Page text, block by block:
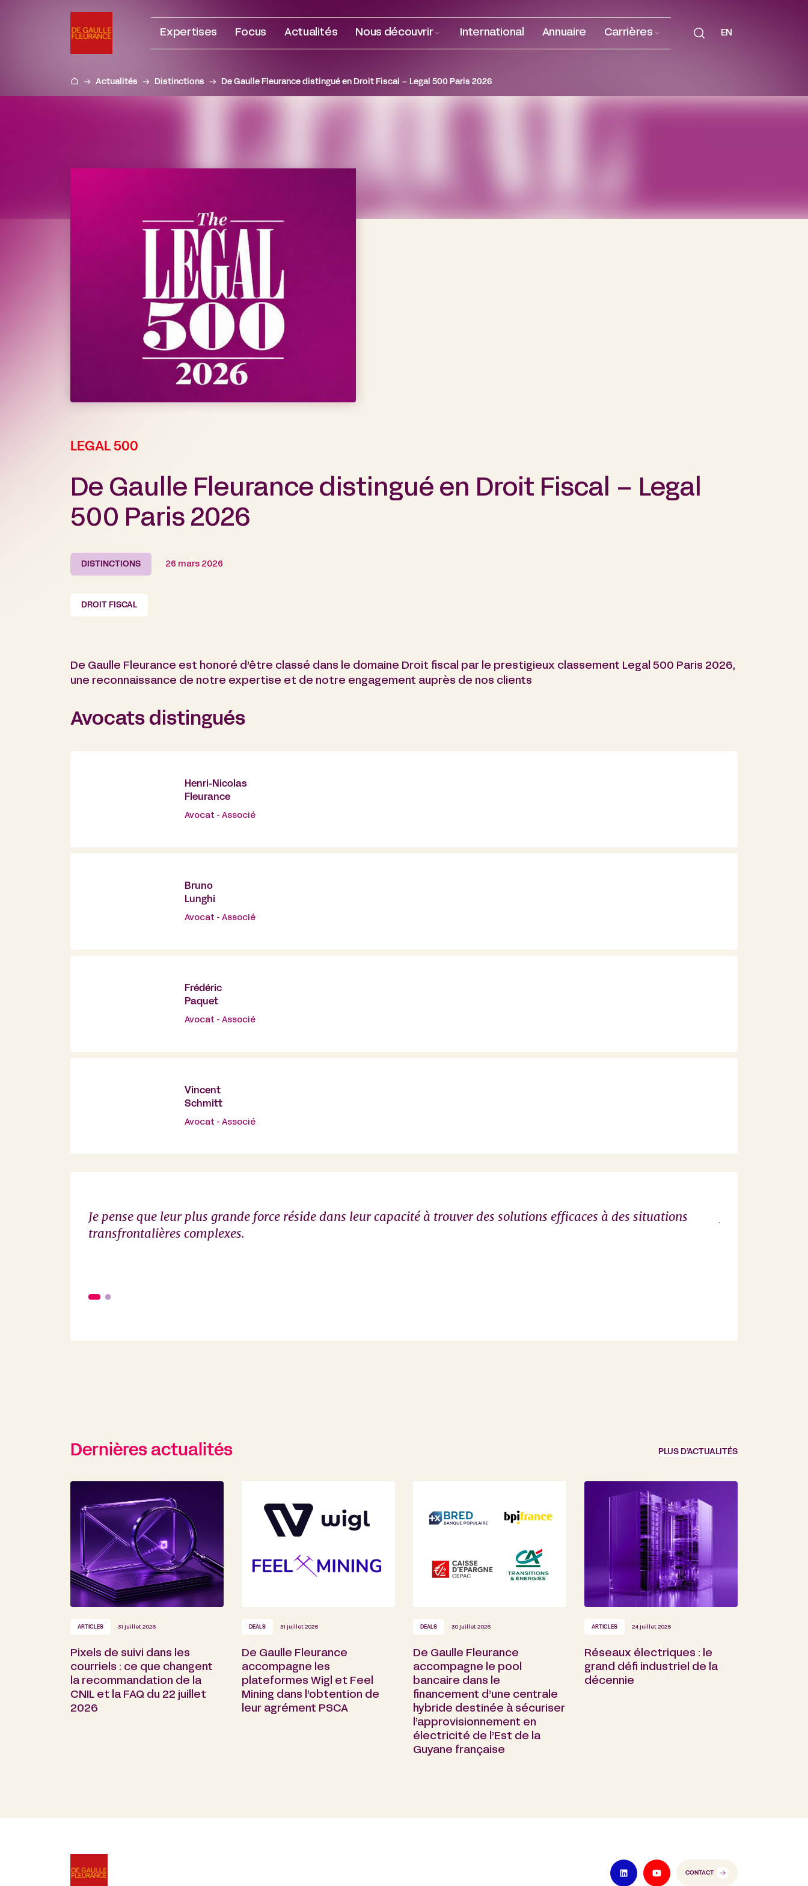
Expertises Focus Actualités Nous découvrir International Annuaire Carrières EN
Actualités Distinctions De Gaulle Fleurance distingué en Droit Fiscal – Legal 500 Paris 2026
LEGAL 500
De Gaulle Fleurance distingué en Droit Fiscal – Legal
500 Paris 2026
DISTINCTIONS 26 mars 2026
DROIT FISCAL
De Gaulle Fleurance est honoré d’être classé dans le domaine Droit fiscal par le prestigieux classement Legal 500 Paris 2026,
une reconnaissance de notre expertise et de notre engagement auprès de nos clients
Avocats distingués
Henri-Nicolas
Fleurance
Avocat - Associé
Bruno
Lunghi
Avocat - Associé
Frédéric
Paquet
Avocat - Associé
Vincent
Schmitt
Avocat - Associé
Je pense que leur plus grande force réside dans leur capacité à trouver des solutions efficaces à des situations
transfrontalières complexes.
Dernières actualités PLUS D’ACTUALITÉS
ARTICLES 31 juillet 2026
Pixels de suivi dans les
courriels : ce que changent
la recommandation de la
CNIL et la FAQ du 22 juillet
2026
DEALS 31 juillet 2026
De Gaulle Fleurance
accompagne les
plateformes Wigl et Feel
Mining dans l’obtention de
leur agrément PSCA
DEALS 30 juillet 2026
De Gaulle Fleurance
accompagne le pool
bancaire dans le
financement d’une centrale
hybride destinée à sécuriser
l’approvisionnement en
électricité de l’Est de la
Guyane française
ARTICLES 24 juillet 2026
Réseaux électriques : le
grand défi industriel de la
décennie
CONTACT